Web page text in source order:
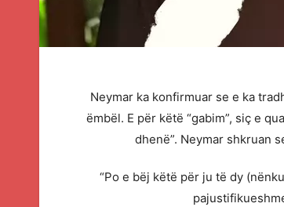
Neymar ka konfirmuar se e ka
ëmbël. E për këtë “gabim”, siç e
dhenë”. Neymar shkruan
“Po e bëj këtë për ju të dy